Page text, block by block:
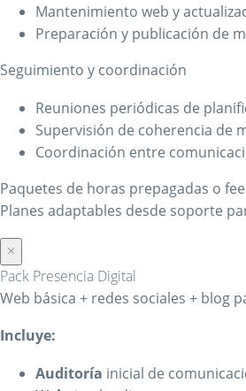
Mantenimiento web y
Preparación y publicación de
Seguimiento y coordinación
Reuniones periódicas de
Supervisión de coherencia de
Coordinación entre
Paquetes de horas prepagadas o
Planes adaptables desde soporte
×
Pack Presencia Digital
Web básica + redes sociales + blog
Incluye:
Auditoría inicial de